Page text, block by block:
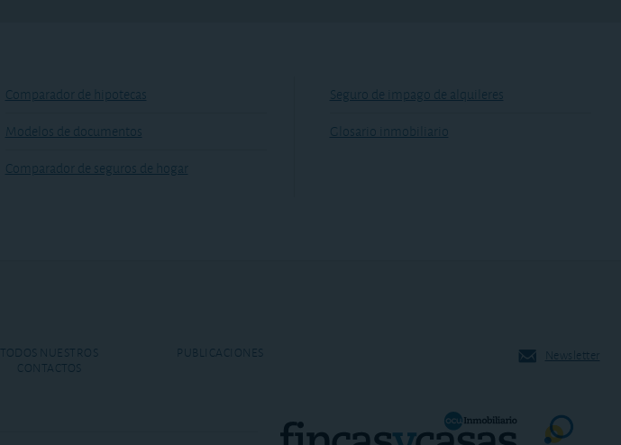
Comparador de hipotecas
Modelos de documentos
Comparador de seguros de hogar
Seguro de impago de alquileres
Glosario inmobiliario
TODOS NUESTROS
CONTACTOS
PUBLICACIONES Newsletter